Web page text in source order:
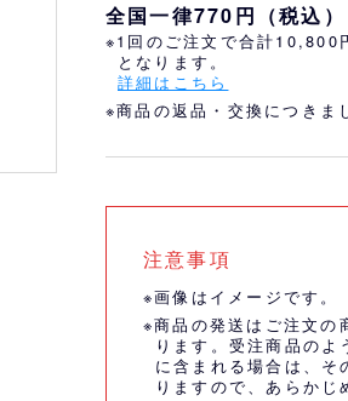
全国一律770円（税込）
※1回のご注文で合計10,800
となります。
詳細はこちら
※商品の返品・交換につきま
注意事項
※画像はイメージです。
※商品の発送はご注文の
ります。受注商品のよ
に含まれる場合は、そ
りますので、あらかじ